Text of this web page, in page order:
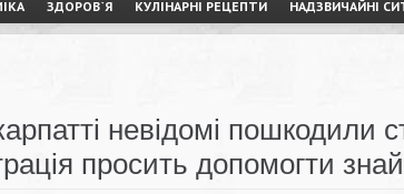
ЗДОРОВ`Я КУЛІНАРНІ РЕЦЕПТИ НАДЗВИЧАЙНІ
невідомі пошкодили
просить допомогти